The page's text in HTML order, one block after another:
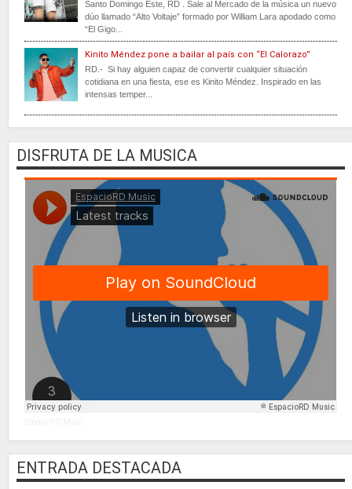
Santo Domingo Este, RD . Sale al Mercado de la música un nuevo
dúo llamado “Alto Voltaje” formado por William Lara apodado como
“El Gigo...
Kinito Méndez pone a bailar al país con “El Calorazo”
RD.- Si hay alguien capaz de convertir cualquier situación
cotidiana en una fiesta, ese es Kinito Méndez. Inspirado en las
intensas temper...
DISFRUTA DE LA MUSICA
ENTRADA DESTACADA